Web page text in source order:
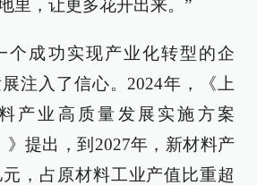
里，让更多花开出来。”
个成功实现产业化转型的企
注入了信心。2024年，《上
产业高质量发展实施方案
》提出，到2027年，新材料产
，占原材料工业产值比重超